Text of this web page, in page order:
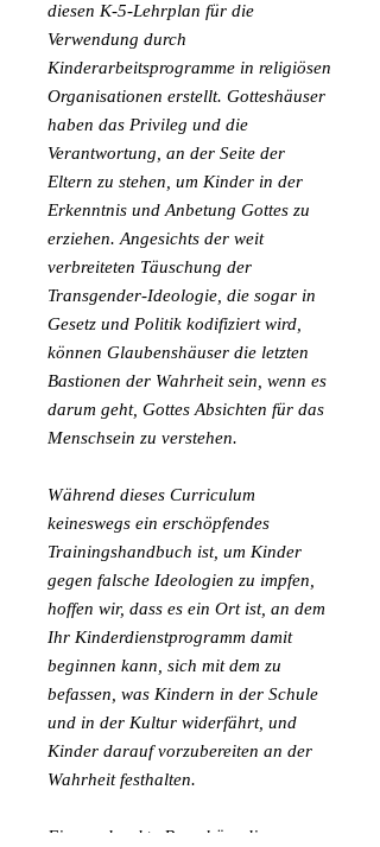
diesen K-5-Lehrplan für die
Verwendung durch
Kinderarbeitsprogramme in religiösen
Organisationen erstellt. Gotteshäuser
haben das Privileg und die
Verantwortung, an der Seite der
Eltern zu stehen, um Kinder in der
Erkenntnis und Anbetung Gottes zu
erziehen. Angesichts der weit
verbreiteten Täuschung der
Transgender-Ideologie, die sogar in
Gesetz und Politik kodifiziert wird,
können Glaubenshäuser die letzten
Bastionen der Wahrheit sein, wenn es
darum geht, Gottes Absichten für das
Menschsein zu verstehen.
Während dieses Curriculum
keineswegs ein erschöpfendes
Trainingshandbuch ist, um Kinder
gegen falsche Ideologien zu impfen,
hoffen wir, dass es ein Ort ist, an dem
Ihr Kinderdienstprogramm damit
beginnen kann, sich mit dem zu
befassen, was Kindern in der Schule
und in der Kultur widerfährt, und
Kinder darauf vorzubereiten an der
Wahrheit festhalten.
Eine gedruckte Broschüre dieses